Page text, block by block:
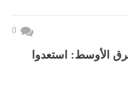
0
الأوسط: استعدوا